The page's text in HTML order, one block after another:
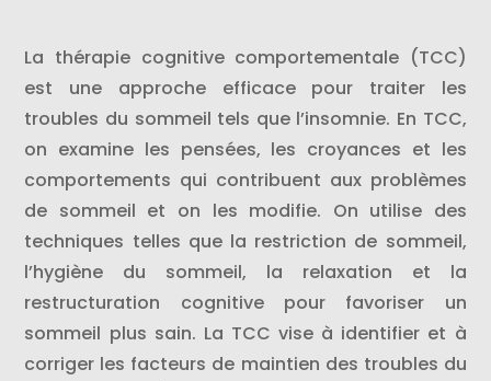
La thérapie cognitive comportementale (TCC)
est une approche efficace pour traiter les
troubles du sommeil tels que l’insomnie. En TCC,
on examine les pensées, les croyances et les
comportements qui contribuent aux problèmes
de sommeil et on les modifie. On utilise des
techniques telles que la restriction de sommeil,
l’hygiène du sommeil, la relaxation et la
restructuration cognitive pour favoriser un
sommeil plus sain. La TCC vise à identifier et à
corriger les facteurs de maintien des troubles du